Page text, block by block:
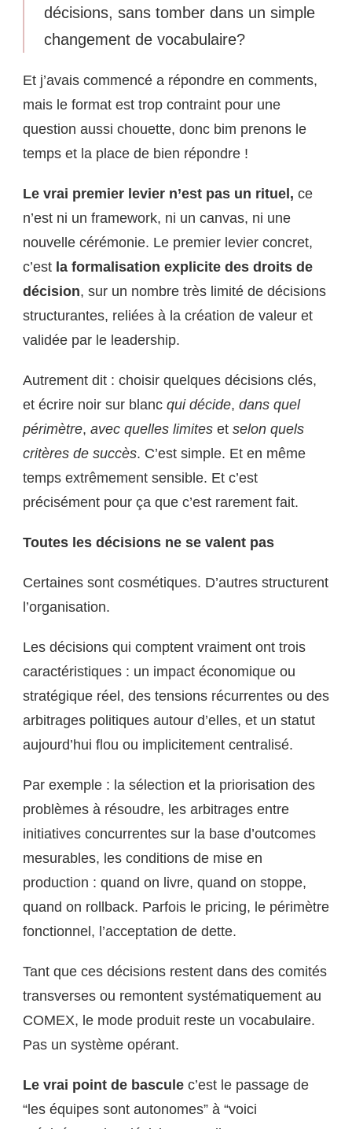
décisions, sans tomber dans un simple
changement de vocabulaire?
Et j’avais commencé a répondre en comments,
mais le format est trop contraint pour une
question aussi chouette, donc bim prenons le
temps et la place de bien répondre !
Le vrai premier levier n’est pas un rituel, ce
n’est ni un framework, ni un canvas, ni une
nouvelle cérémonie. Le premier levier concret,
c’est la formalisation explicite des droits de
décision, sur un nombre très limité de décisions
structurantes, reliées à la création de valeur et
validée par le leadership.
Autrement dit : choisir quelques décisions clés,
et écrire noir sur blanc qui décide, dans quel
périmètre, avec quelles limites et selon quels
critères de succès. C’est simple. Et en même
temps extrêmement sensible. Et c’est
précisément pour ça que c’est rarement fait.
Toutes les décisions ne se valent pas
Certaines sont cosmétiques. D’autres structurent
l’organisation.
Les décisions qui comptent vraiment ont trois
caractéristiques : un impact économique ou
stratégique réel, des tensions récurrentes ou des
arbitrages politiques autour d’elles, et un statut
aujourd’hui flou ou implicitement centralisé.
Par exemple : la sélection et la priorisation des
problèmes à résoudre, les arbitrages entre
initiatives concurrentes sur la base d’outcomes
mesurables, les conditions de mise en
production : quand on livre, quand on stoppe,
quand on rollback. Parfois le pricing, le périmètre
fonctionnel, l’acceptation de dette.
Tant que ces décisions restent dans des comités
transverses ou remontent systématiquement au
COMEX, le mode produit reste un vocabulaire.
Pas un système opérant.
Le vrai point de bascule c’est le passage de
“les équipes sont autonomes” à “voici